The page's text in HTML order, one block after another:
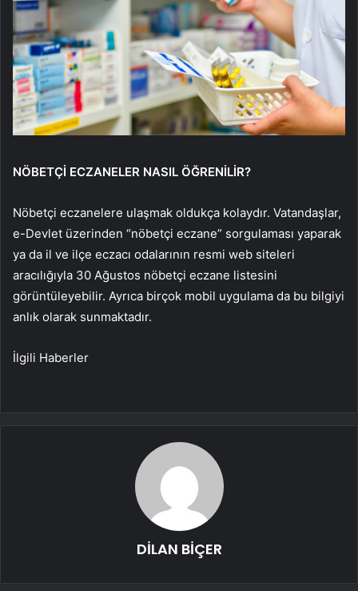
NÖBETÇİ ECZANELER NASIL ÖĞRENİLİR?
Nöbetçi eczanelere ulaşmak oldukça kolaydır. Vatandaşlar,
e-Devlet üzerinden “nöbetçi eczane” sorgulaması yaparak
ya da il ve ilçe eczacı odalarının resmi web siteleri
aracılığıyla 30 Ağustos nöbetçi eczane listesini
görüntüleyebilir. Ayrıca birçok mobil uygulama da bu bilgiyi
anlık olarak sunmaktadır.
İlgili Haberler
DİLAN BİÇER